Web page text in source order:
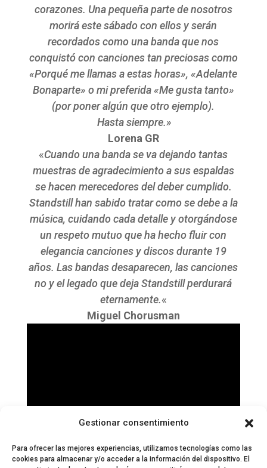
Gestionar consentimiento
Para ofrecer las mejores experiencias, utilizamos tecnologías como las
cookies para almacenar y/o acceder a la información del dispositivo. El
corazones. Una pequeña parte de nosotros
morirá este sábado con ellos y serán
recordados como una banda que nos
conquistó con canciones tan preciosas como
«Porqué me llamas a estas horas», «Adelante
Bonaparte» o mi preferida «Me gusta tanto»
(por poner algún que otro ejemplo).
Hasta siempre.»
Lorena GR
«Cuando una banda se va dejando tantas
muestras de agradecimiento a sus espaldas
se hacen merecedores del deber cumplido.
Standstill han sabido tratar como se debe a la
música, cuidando cada detalle y otorgándose
un respeto mutuo que ha hecho fluir con
elegancia canciones y discos durante 19
años. Las bandas desaparecen, las canciones
no y el legado que deja Standstill perdurará
eternamente.«
Miguel Chorusman